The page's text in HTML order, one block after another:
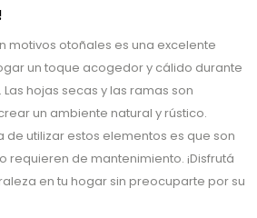
motivos otoñales es una excelente
un toque acogedor y cálido durante
hojas secas y las ramas son
un ambiente natural y rústico.
de utilizar estos elementos es que son
requieren de mantenimiento. ¡Disfrutá
en tu hogar sin preocuparte por su